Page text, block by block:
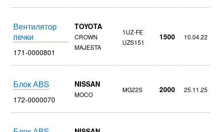
Вентилятор
печки
171-0000801
TOYOTA
CROWN
MAJESTA
1UZ-FE
UZS151
1500 10.04.22
Блок АВS
172-0000070
NISSAN
MOCO
MG22S 2000 25.11.25